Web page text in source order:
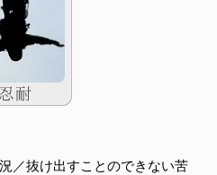
／抜け出すことのできない苦